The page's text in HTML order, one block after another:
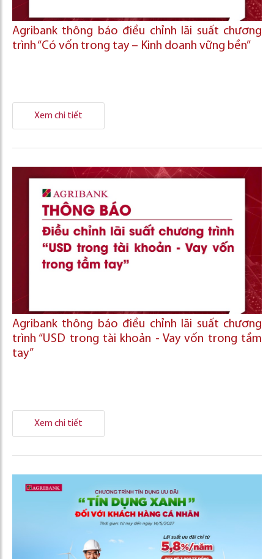
Agribank thông báo điều chỉnh lãi suất chương
trình “Có vốn trong tay – Kinh doanh vững bền”
Xem chi tiết
Agribank thông báo điều chỉnh lãi suất chương
trình “USD trong tài khoản - Vay vốn trong tầm
tay”
Xem chi tiết